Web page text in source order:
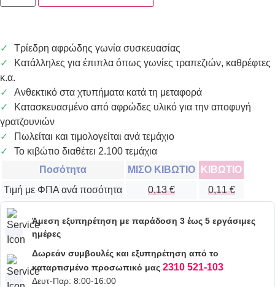
Τρίεδρη αφρώδης γωνία συσκευασίας
Κατάλληλες για έπιπλα όπως γωνίες τραπεζιών, καθρέφτες
κ.α.
Ανθεκτικό στα χτυπήματα κατά τη μεταφορά
Κατασκευασμένο από αφρώδες υλικό για την αποφυγή
γρατζουνιών
Πωλείται και τιμολογείται ανά τεμάχιο
Το κιβώτιο διαθέτει 2.100 τεμάχια
Ποσότητα
ΜΙΣΟ ΚΙΒΩΤΙΟ
ΚΙΒΩΤΙΟ
Τιμή με ΦΠΑ ανά ποσότητα
0,13€ 0,11€
Άμεση εξυπηρέτηση με παράδοση 3 έως 5 εργάσιμες
ημέρες
Δωρεάν συμβουλές και εξυπηρέτηση από το
καταρτισμένο προσωπικό μας 2310 521-103
Δευτ-Παρ: 8:00-16:00